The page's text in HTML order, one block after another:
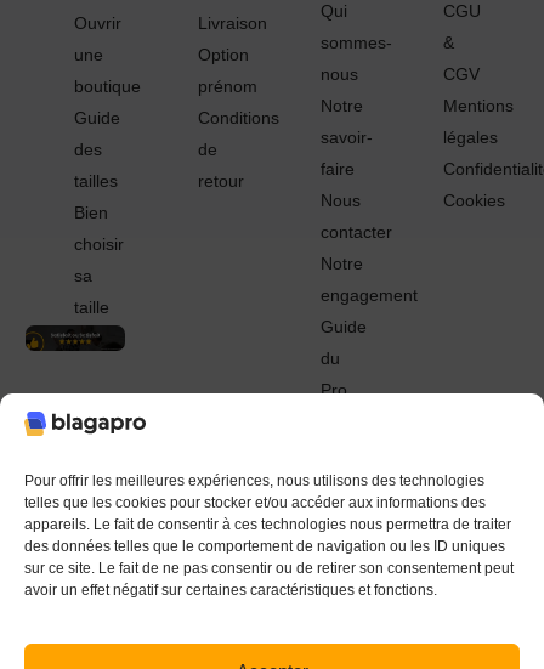
Pour offrir les meilleures expériences, nous utilisons des technologies
telles que les cookies pour stocker et/ou accéder aux informations des
appareils. Le fait de consentir à ces technologies nous permettra de traiter
des données telles que le comportement de navigation ou les ID uniques
sur ce site. Le fait de ne pas consentir ou de retirer son consentement peut
avoir un effet négatif sur certaines caractéristiques et fonctions.
Ouvrir
une
boutique
Guide
des
tailles
Bien
choisir
sa
taille
Livraison
Option
prénom
Conditions
de
retour
Qui
sommes-
nous
Notre
savoir-
faire
Nous
contacter
Notre
engagement
Guide
du
Pro
CGU
&
CGV
Mentions
légales
Cookies
© 2022 - 2024 Blagapro. Tous droits réservés. Textiles
personnalisés à Orléans